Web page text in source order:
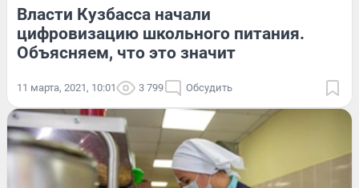
Власти Кузбасса начали
цифровизацию школьного питания.
Объясняем, что это значит
11 марта, 2021, 10:01 3 799 Обсудить